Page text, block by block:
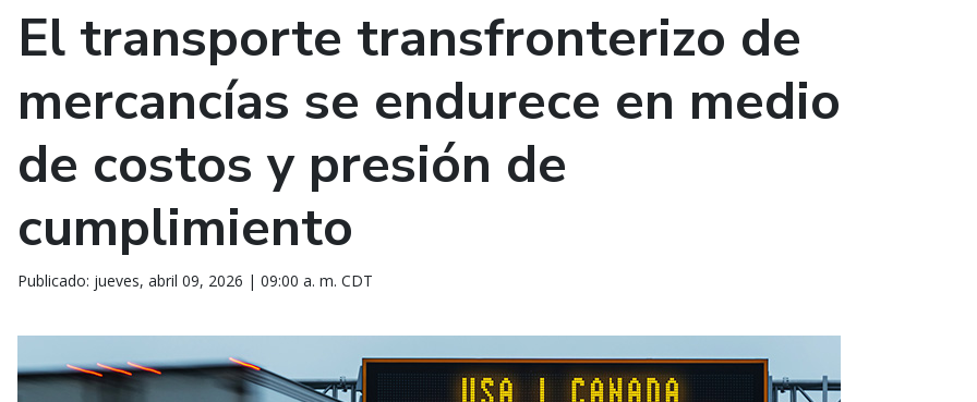
El transporte transfronterizo de
mercancías se endurece en medio
de costos y presión de
cumplimiento
Publicado: jueves, abril 09, 2026 | 09:00 a. m. CDT